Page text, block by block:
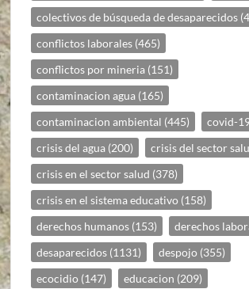
colectivos de búsqueda de desaparecidos
conflictos laborales (465)
conflictos por mineria (151)
contaminacion agua (165)
contaminacion ambiental (445) covid-
crisis del agua (200) crisis del sector
crisis en el sector salud (378)
crisis en el sistema educativo (158)
derechos humanos (153) derechos
desaparecidos (1131) despojo (355)
ecocidio (147) educacion (209)